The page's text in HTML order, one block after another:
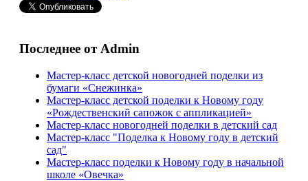
Последнее от Admin
Мастер-класс детской новогодней поделки из
бумаги «Снежинка»
Мастер-класс детской поделки к Новому году
«Рождественский сапожок с аппликацией»
Мастер-класс новогодней поделки в детский сад
Мастер-класс "Поделка к Новому году в детский
сад"
Мастер-класс поделки к Новому году в начальной
школе «Овечка»